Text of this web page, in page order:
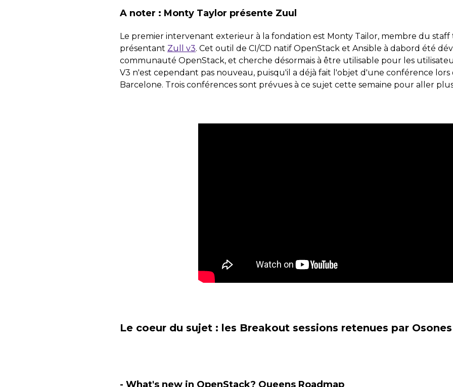
A noter : Monty Taylor présente Zuul
Le premier intervenant exterieur à la fondation est Monty Tailor, membre du
présentant Zull v3. Cet outil de CI/CD natif OpenStack et Ansible à dabord été
communauté OpenStack, et cherche désormais à être utilisable pour les
V3 n'est cependant pas nouveau, puisqu'il a déjà fait l'objet d'une conférence
Barcelone. Trois conférences sont prévues à ce sujet cette semaine pour aller
Le coeur du sujet : les Breakout sessions retenues par
- What's new in OpenStack? Queens Roadmap